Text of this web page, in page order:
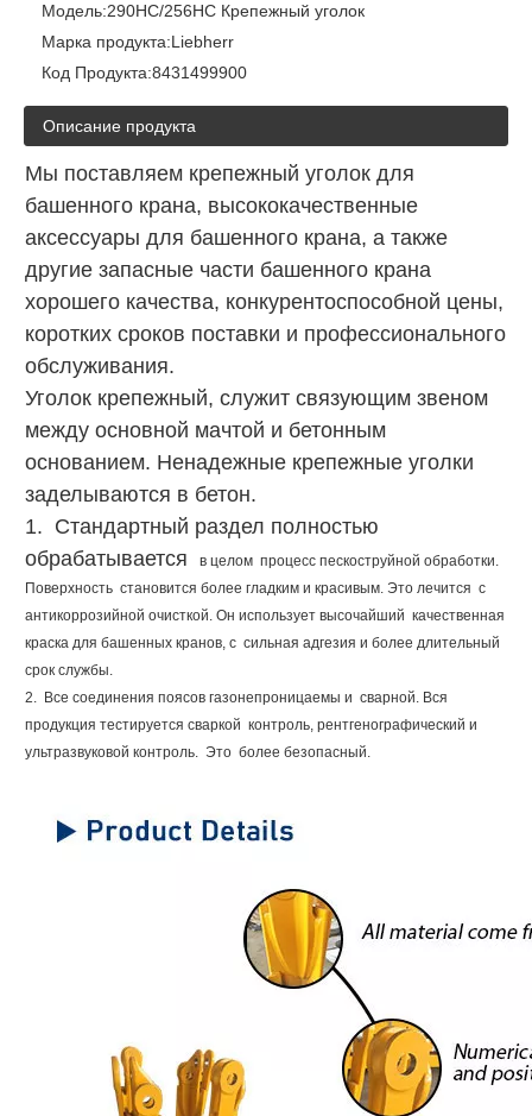
Модель:290HC/256HC Крепежный уголок
Марка продукта:Liebherr
Код Продукта:8431499900
Описание продукта
Мы поставляем крепежный уголок для
башенного крана, высококачественные
аксессуары для башенного крана, а также
другие запасные части башенного крана
хорошего качества, конкурентоспособной цены,
коротких сроков поставки и профессионального
обслуживания.
Уголок крепежный, служит связующим звеном
между основной мачтой и бетонным
основанием. Ненадежные крепежные уголки
заделываются в бетон.
1. Стандартный раздел полностью
обрабатывается
в целом процесс пескоструйной обработки.
Поверхность становится более гладким и красивым. Это лечится с
антикоррозийной очисткой. Он использует высочайший качественная
краска для башенных кранов, с сильная адгезия и более длительный
срок службы.
2. Все соединения поясов газонепроницаемы и сварной. Вся
продукция тестируется сваркой контроль, рентгенографический и
ультразвуковой контроль. Это более безопасный.